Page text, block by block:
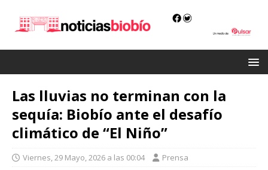
Las lluvias no terminan con la
sequía: Biobío ante el desafío
climático de “El Niño”
Viernes, 29 Mayo, 2026 a las 00:04 Prensa